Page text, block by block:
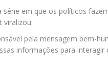
série em que os políticos
viralizou.
pela mensagem bem-
informações para